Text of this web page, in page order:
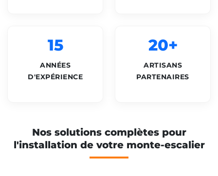
15
ANNÉES
D'EXPÉRIENCE
20+
ARTISANS
PARTENAIRES
Nos solutions complètes pour
l'installation de votre monte-escalier